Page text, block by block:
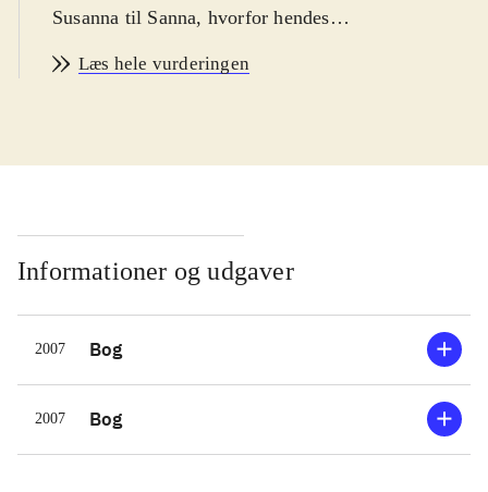
Susanna til Sanna, hvorfor hendes
Hun skriver ud fra en holistisk
krop. I den seneste bog har hun
mere på det praktiske. Mennesker har
brug for at finde kærligheden til sig
selv for at kunne slippe den daglige
kamp for at få arbejdsliv,
kærlighedsliv, fritidsliv osv. til at
fungere tilfredsstillende. Lær at give
slip og find dig selv, og livet vil blive
Læs hele vurderingen
Informationer og udgaver
2007 Bog
2007 Bog